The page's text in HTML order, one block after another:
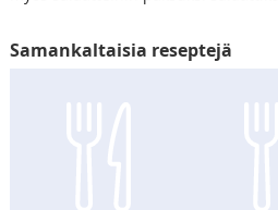
Samankaltaisia reseptejä